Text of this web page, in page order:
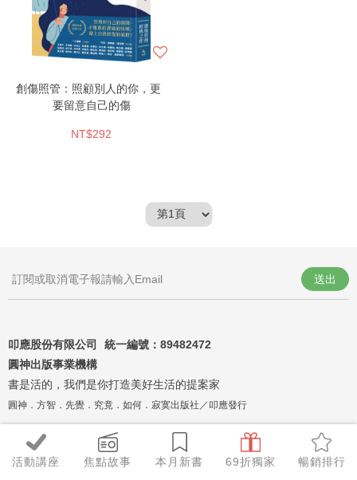
活動講座 焦點故事 本月新書 69折獨家 暢銷排行
創傷照管：照顧別人的你，更
要留意自己的傷
NT$292
叩應股份有限公司 統一編號： 89482472
圓神出版事業機構
書是活的，我們是你打造美好生活的提案家
圓神．方智．先覺．究竟．如何．寂寞出版社／叩應發行
送出